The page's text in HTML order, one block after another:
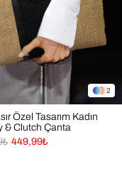
kaynaklı renklerde 1-
VE MARKA
2
Özel Tasarım Kadın
& Clutch Çanta
449,99₺